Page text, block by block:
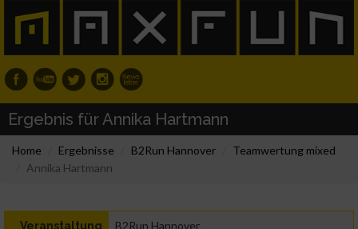
Ergebnis für Annika Hartmann
Home Ergebnisse B2Run Hannover
Teamwertung mixed
Annika Hartmann
Veranstaltung B2Run Hannover